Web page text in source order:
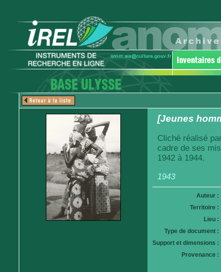
[Jeunes
Cliché réalisé
cadre de ses
1942 à 1944.
1943
Auteur :
Territoire :
Lieu :
Type de document :
Support et dimensions :
Provenance :